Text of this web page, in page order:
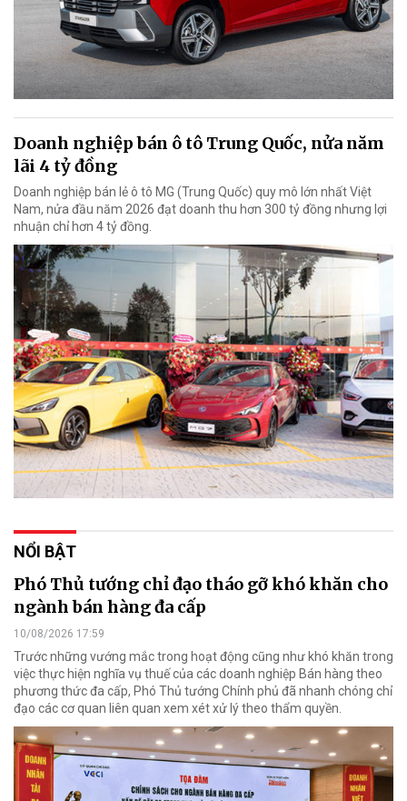
Doanh nghiệp bán ô tô Trung Quốc, nửa năm
lãi 4 tỷ đồng
Doanh nghiệp bán lẻ ô tô MG (Trung Quốc) quy mô lớn nhất Việt
Nam, nửa đầu năm 2026 đạt doanh thu hơn 300 tỷ đồng nhưng lợi
nhuận chỉ hơn 4 tỷ đồng.
NỔI BẬT
Phó Thủ tướng chỉ đạo tháo gỡ khó khăn cho
ngành bán hàng đa cấp
10/08/2026 17:59
Trước những vướng mắc trong hoạt động cũng như khó khăn trong
việc thực hiện nghĩa vụ thuế của các doanh nghiệp Bán hàng theo
phương thức đa cấp, Phó Thủ tướng Chính phủ đã nhanh chóng chỉ
đạo các cơ quan liên quan xem xét xử lý theo thẩm quyền.